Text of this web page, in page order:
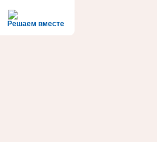
Решаем вместе